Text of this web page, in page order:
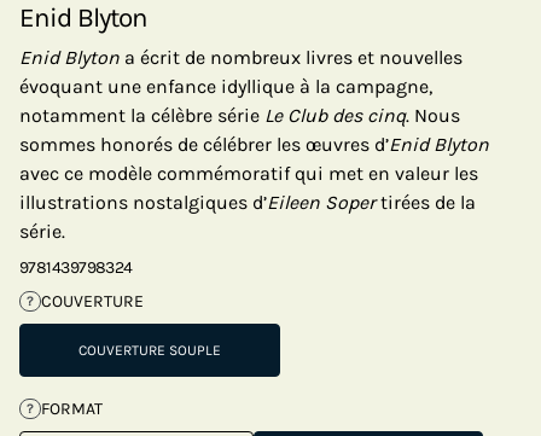
Enid Blyton
Enid Blyton a écrit de nombreux livres et nouvelles
évoquant une enfance idyllique à la campagne,
notamment la célèbre série Le Club des cinq. Nous
sommes honorés de célébrer les œuvres d’Enid Blyton
avec ce modèle commémoratif qui met en valeur les
illustrations nostalgiques d’Eileen Sopertirées de la
série.
9781439798324
? COUVERTURE
COUVERTURE SOUPLE
? FORMAT